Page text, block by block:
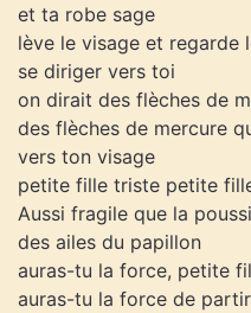
et ta robe sage
lève le visage et regarde
se diriger vers toi
on dirait des flèches de
des flèches de mercure
vers ton visage
petite fille triste petite
Aussi fragile que la
des ailes du papillon
auras-tu la force, petite
auras-tu la force de